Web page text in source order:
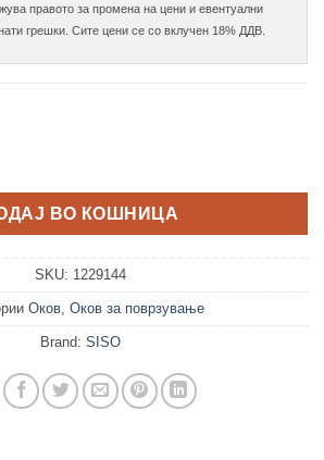
правото за промена на цени и евентуални
620 М6х20 количина
ВО КОШНИЦА
SKU: 1229144
Оков, Оков за поврзување
Brand: SISO